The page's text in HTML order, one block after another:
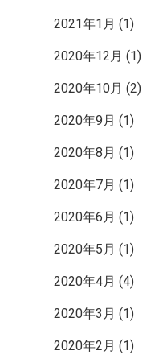
2021年1月 (1)
2020年12月 (1)
2020年10月 (2)
2020年9月 (1)
2020年8月 (1)
2020年7月 (1)
2020年6月 (1)
2020年5月 (1)
2020年4月 (4)
2020年3月 (1)
2020年2月 (1)